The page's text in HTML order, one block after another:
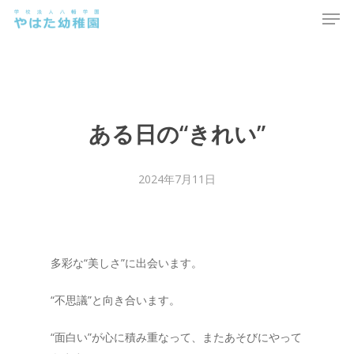
Skip
ある日の“きれい”
2024年7月11日
多彩な“美しさ”に出会います。
“不思議”と向き合います。
“面白い”が心に積み重なって、またあそびにやって